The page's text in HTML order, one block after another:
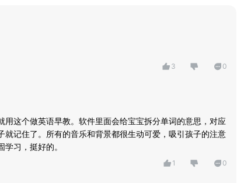
3 0
这个做英语早教。软件里面会给宝宝拆分单词的意思，对应
就记住了。所有的音乐和背景都很生动可爱，吸引孩子的注意
习，挺好的。
1 0